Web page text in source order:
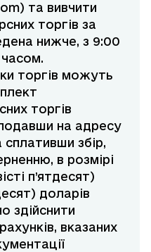
) та вивчити
торгів за
нижче, з 9:00
торгів можуть
торгів
на адресу
збір,
в розмірі
п’ятдесят)
доларів
здійснити
вказаних